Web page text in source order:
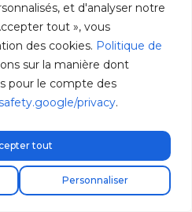
et d'analyser notre
tout », vous
des cookies. Politique de
sur la manière dont
pour le compte des
privacy.
Personnaliser
tout
express gratuite !
votre installateur